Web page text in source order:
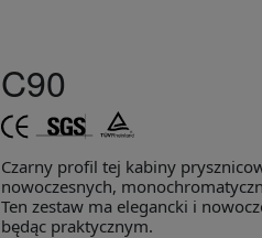
C90
Czarny profil tej kabiny
nowoczesnych,
Ten zestaw ma elegancki i
będąc praktycznym.